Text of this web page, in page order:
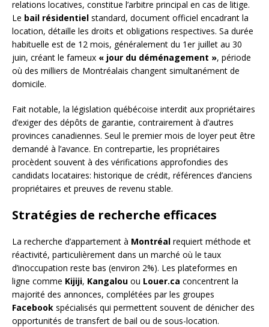
relations locatives, constitue l’arbitre principal en cas de litige.
Le bail résidentiel standard, document officiel encadrant la
location, détaille les droits et obligations respectives. Sa durée
habituelle est de 12 mois, généralement du 1er juillet au 30
juin, créant le fameux « jour du déménagement », période
où des milliers de Montréalais changent simultanément de
domicile.
Fait notable, la législation québécoise interdit aux propriétaires
d’exiger des dépôts de garantie, contrairement à d’autres
provinces canadiennes. Seul le premier mois de loyer peut être
demandé à l’avance. En contrepartie, les propriétaires
procèdent souvent à des vérifications approfondies des
candidats locataires: historique de crédit, références d’anciens
propriétaires et preuves de revenu stable.
Stratégies de recherche efficaces
La recherche d’appartement à Montréal requiert méthode et
réactivité, particulièrement dans un marché où le taux
d’inoccupation reste bas (environ 2%). Les plateformes en
ligne comme Kijiji, Kangalou ou Louer.ca concentrent la
majorité des annonces, complétées par les groupes
Facebook spécialisés qui permettent souvent de dénicher des
opportunités de transfert de bail ou de sous-location.